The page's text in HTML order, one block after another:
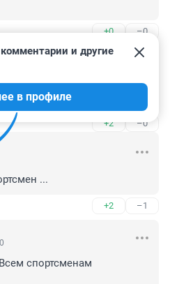
+0 –0
мож он сделал
валерию?!
+2 –0
и другие
в профиле
...
+2 –1
спортсменам